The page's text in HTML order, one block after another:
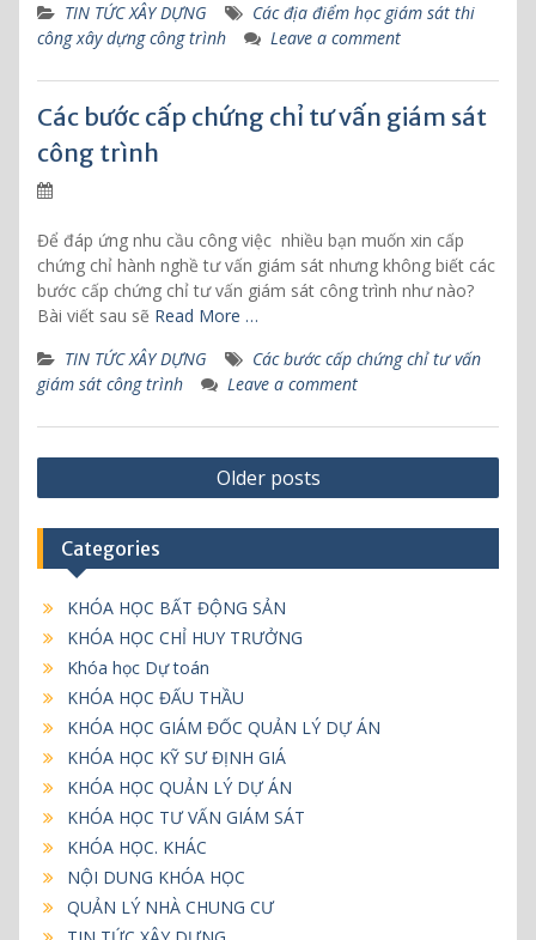
TIN TỨC XÂY DỰNG
Các địa điểm học giám sát thi
công xây dựng công trình
Leave a comment
Các bước cấp chứng chỉ tư vấn giám sát
công trình
Để đáp ứng nhu cầu công việc nhiều bạn muốn xin cấp
chứng chỉ hành nghề tư vấn giám sát nhưng không biết các
bước cấp chứng chỉ tư vấn giám sát công trình như nào?
Bài viết sau sẽ Read More …
TIN TỨC XÂY DỰNG
Các bước cấp chứng chỉ tư vấn
giám sát công trình
Leave a comment
P
o
s
t
s
n
a
v
g
a
t
o
Older posts
Categories
KHÓA HỌC BẤT ĐỘNG SẢN
KHÓA HỌC CHỈ HUY TRƯỞNG
Khóa học Dự toán
KHÓA HỌC ĐẤU THẦU
KHÓA HỌC GIÁM ĐỐC QUẢN LÝ DỰ ÁN
KHÓA HỌC KỸ SƯ ĐỊNH GIÁ
KHÓA HỌC QUẢN LÝ DỰ ÁN
KHÓA HỌC TƯ VẤN GIÁM SÁT
KHÓA HỌC. KHÁC
NỘI DUNG KHÓA HỌC
QUẢN LÝ NHÀ CHUNG CƯ